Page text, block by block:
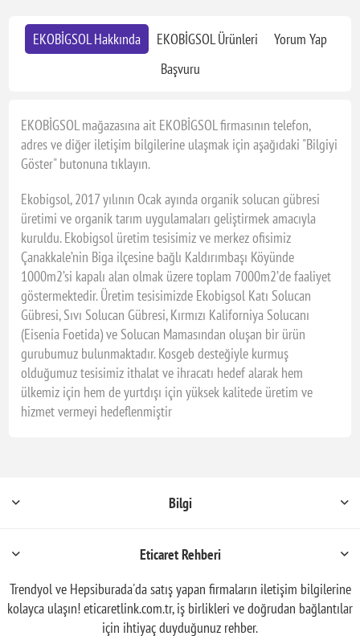
EKOBİGSOL Hakkında EKOBİGSOL Ürünleri
Yorum Yap
Başvuru
EKOBİGSOL mağazasına ait EKOBİGSOL firmasının telefon,
adres ve diğer iletişim bilgilerine ulaşmak için aşağıdaki "Bilgiyi
Göster" butonuna tıklayın.
Ekobigsol, 2017 yılının Ocak ayında organik solucan gübresi
üretimi ve organik tarım uygulamaları geliştirmek amacıyla
kuruldu. Ekobigsol üretim tesisimiz ve merkez ofisimiz
Çanakkale’nin Biga ilçesine bağlı Kaldırımbaşı Köyünde
1000m2’si kapalı alan olmak üzere toplam 7000m2’de faaliyet
göstermektedir. Üretim tesisimizde Ekobigsol Katı Solucan
Gübresi, Sıvı Solucan Gübresi, Kırmızı Kaliforniya Solucanı
(Eisenia Foetida) ve Solucan Mamasından oluşan bir ürün
gurubumuz bulunmaktadır. Kosgeb desteğiyle kurmuş
olduğumuz tesisimiz ithalat ve ihracatı hedef alarak hem
ülkemiz için hem de yurtdışı için yüksek kalitede üretim ve
hizmet vermeyi hedeflenmiştir
Bilgi
Eticaret Rehberi
Trendyol ve Hepsiburada'da satış yapan firmaların iletişim bilgilerine
kolayca ulaşın! eticaretlink.com.tr, iş birlikleri ve doğrudan bağlantılar
için ihtiyaç duyduğunuz rehber.